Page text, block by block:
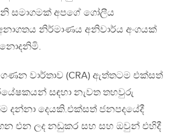
සමාගමක් අපගේ ගෝලීය
අනාගතය නිර්මාණය අනිවාර්ය අංගයක්
නොදනිමි.
වාර්තාව (CRA) ඇත්තටම එක්සත්
සඳහා නැවත තහවුරු
දන්නා දෙයකි.එක්සත් ජනපදයේදී
එන ලද නඩුකර සහ සහ ඔවුන් එහිදී